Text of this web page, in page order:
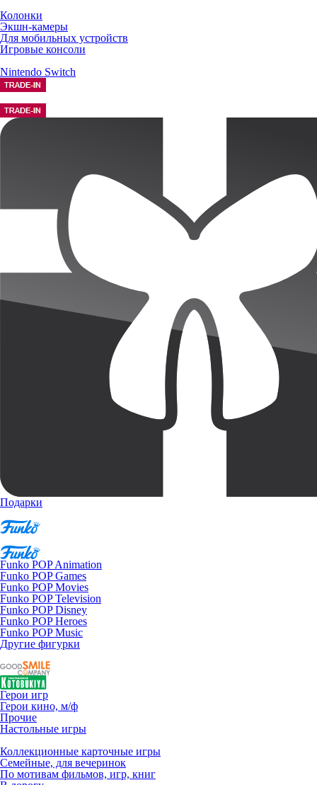
Колонки
Экшн-камеры
Для мобильных устройств
Игровые консоли
Nintendo Switch
Подарки
Funko POP Animation
Funko POP Games
Funko POP Movies
Funko POP Television
Funko POP Disney
Funko POP Heroes
Funko POP Music
Другие фигурки
Герои игр
Герои кино, м/ф
Прочие
Настольные игры
Коллекционные карточные игры
Семейные, для вечеринок
По мотивам фильмов, игр, книг